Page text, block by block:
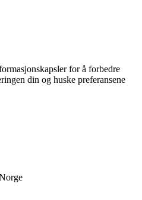
for å forbedre
din og huske preferansene